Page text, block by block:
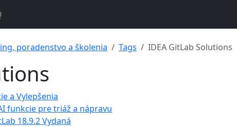
poradenstvo a školenia Tags IDEA GitLab Solutions
a Vylepšenia
funkcie pre triáž a nápravu
18.9.2 Vydaná